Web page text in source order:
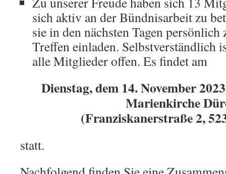
sich aktiv an der Bündnisarbeit zu
sie in den nächsten Tagen persönlich
Treffen einladen. Selbstverständlich
alle Mitglieder offen. Es findet am
Dienstag, dem 14. November
Marienkirche
(Franziskanerstraße 2,
statt.